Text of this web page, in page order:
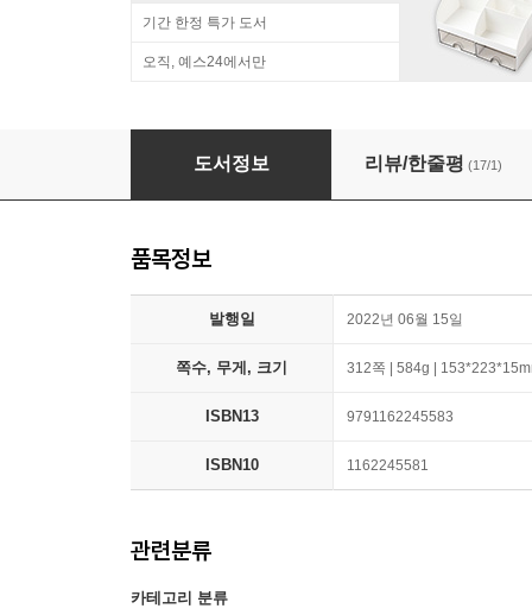
기간 한정 특가 도서
오직, 예스24에서만
쉽게 따라하는 NFT 마스터 가이드
도서정보 리뷰/한줄평 (17/1)
품목정보
발행일 2022년 06월 15일
쪽수, 무게, 크기 312쪽 | 584g |
ISBN13 9791162245583
ISBN10 1162245581
관련분류
카테고리 분류